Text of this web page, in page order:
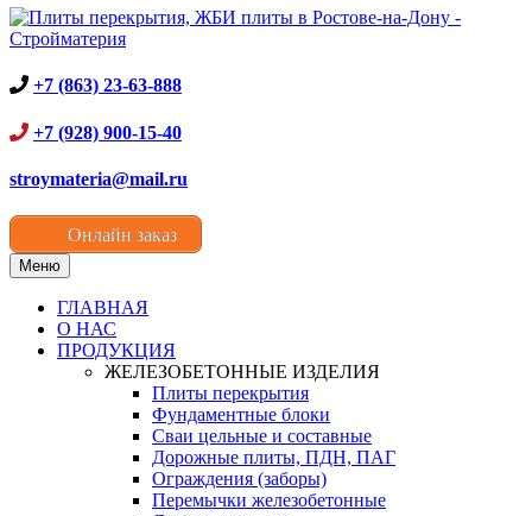
+7 (863) 23-63-888
+7 (928) 900-15-40
stroymateria@mail.ru
Онлайн заказ
Меню
ГЛАВНАЯ
О НАС
ПРОДУКЦИЯ
ЖЕЛЕЗОБЕТОННЫЕ ИЗДЕЛИЯ
Плиты перекрытия
Фундаментные блоки
Сваи цельные и составные
Дорожные плиты, ПДН, ПАГ
Ограждения (заборы)
Перемычки железобетонные